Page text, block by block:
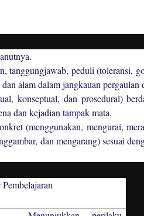
tanggungjawab, peduli (toleransi,
alam dalam jangkauan pergaulan
konseptual, dan prosedural)
dan kejadian tampak mata.
(menggunakan, mengurai,
dan mengarang) sesuai